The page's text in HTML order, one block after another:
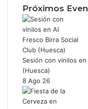
Próximos
Sesión con vinilos
(Huesca)
8 Ago 26